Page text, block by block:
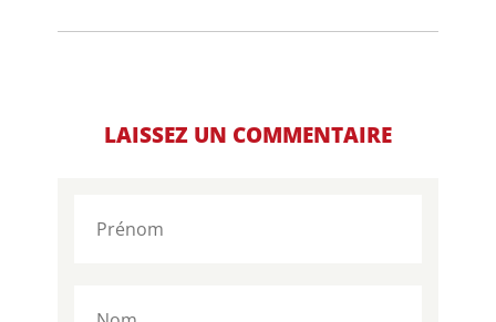
LAISSEZ UN COMMENTAIRE